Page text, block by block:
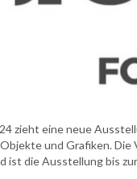
zieht eine neue
und Grafiken. Die
ist die Ausstellung bis